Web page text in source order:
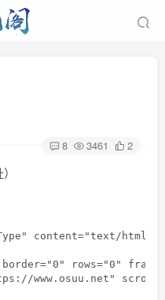
8 3461 2
content="text/html;
rows="0"
www.osuu.net"